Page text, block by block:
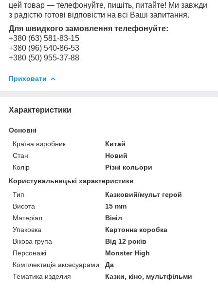
цей товар — телефонуйте, пишіть, питайте! Ми завжди
з радістю готові відповісти на всі Ваші запитання.
Для швидкого замовлення телефонуйте:
+380 (63) 581-83-15
+380 (96) 540-86-53
+380 (50) 955-37-88
Приховати
Характеристики
Основні
Країна виробник
Китай
Стан
Новий
Колір
Різні кольори
Користувальницькі характеристики
Тип
Казковий/мульт герой
Висота
15 mm
Матеріал
Вініл
Упаковка
Картонна коробка
Вікова група
Від 12 років
Персонажі
Monster High
Комплектація аксесуарами
Да
Тематика изделия
Казки, кіно, мультфільми